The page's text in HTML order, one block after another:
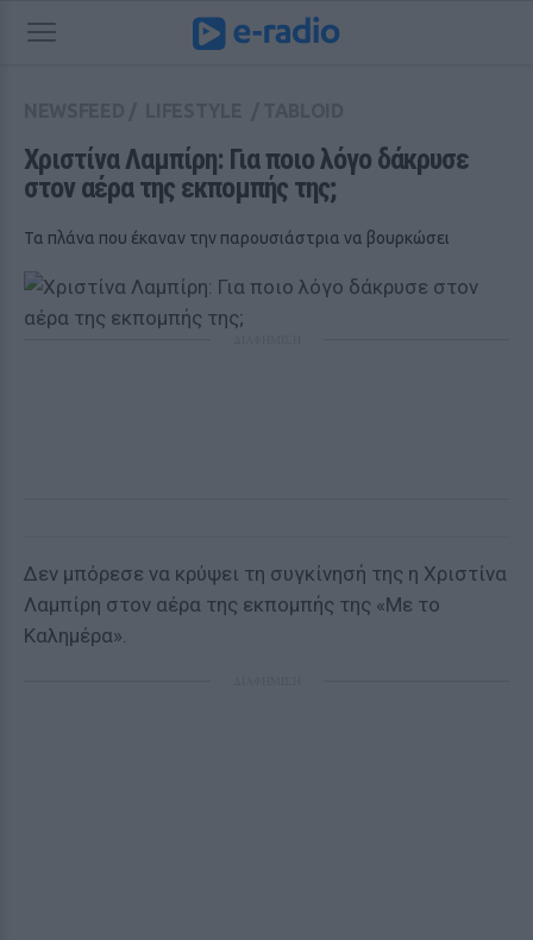
Χριστίνα Λαμπίρη: Για ποιο λόγο δάκρυσε
στον αέρα της εκπομπής της;
Τα πλάνα που έκαναν την παρουσιάστρια να βουρκώσει
Δεν μπόρεσε να κρύψει τη συγκίνησή της η Χριστίνα
Λαμπίρη στον αέρα της εκπομπής της «Με το
Καλημέρα».